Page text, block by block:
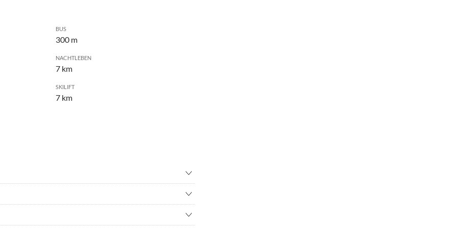
BUS
300 m
NACHTLEBEN
7 km
SKILIFT
7 km
• Kanufahren